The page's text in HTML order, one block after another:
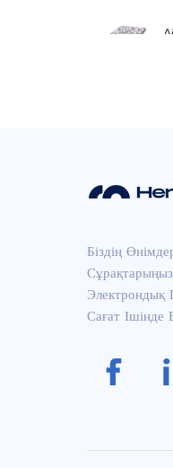
Біздің
Электрондық
Сағат Ішінде